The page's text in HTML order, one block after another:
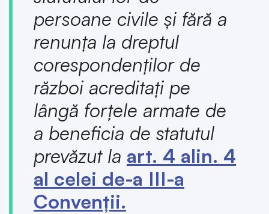
persoane civile şi fără a
renunţa la dreptul
corespondenţilor de
război acreditaţi pe
lângă forţele armate de
a beneficia de statutul
prevăzut la art. 4 alin. 4
al celei de-a III-a
Convenţii.